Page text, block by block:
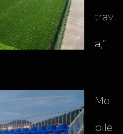
trav
a,”
Mo
bile